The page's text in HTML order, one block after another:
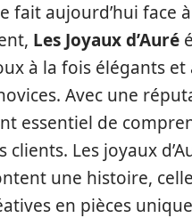
fait aujourd’hui face
Les Joyaux d’Auré
à la fois élégants
Avec une
essentiel de
Les joyaux
une histoire,
en pièces